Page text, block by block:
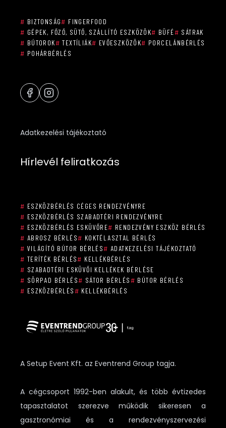
# BIZTONSÁG# FINGERFOOD
# GÉPEK, FŐZŐ, SÜTŐ, SZÁLLÍTÓ ESZKÖZÖK# BÜFÉ# SÁTRAK
# BÚTOROK# TEXTÍLIÁK# EVŐESZKÖZÖK# PORCELÁNBÉRLÉS
# POHÁRBÉRLÉS
Adatkezelési tájékoztató
Hírlevél feliratkozás
# ESZKÖZBÉRLÉS CÉGES RENDEZVÉNYRE
# ESZKÖZBÉRLÉS SZABADTÉRI RENDEZVÉNYRE
# ESZKÖZBÉRLÉS ESKÜVŐRE# RENDEZVÉNY ESZKÖZ BÉRLÉS
# ABROSZ BÉRLÉS# KOKTÉLASZTAL BÉRLÉS
# VILÁGÍTÓ BÚTOR BÉRLÉS# ADATKEZELÉSI TÁJÉKOZTATÓ
# TERÍTÉK BÉRLÉS# KELLÉKBÉRLÉS
# SZABADTÉRI ESKÜVŐI KELLÉKEK BÉRLÉSE
# SÖRPAD BÉRLÉS# SÁTOR BÉRLÉS# BÚTOR BÉRLÉS
# ESZKÖZBÉRLÉS# KELLÉKBÉRLÉS
A Setup Event Kft. az Eventrend Group tagja.
A cégcsoport 1992-ben alakult, és több évtizedes
tapasztalatot szerezve működik sikeresen a
gasztronómiai és a rendezvényszervezési